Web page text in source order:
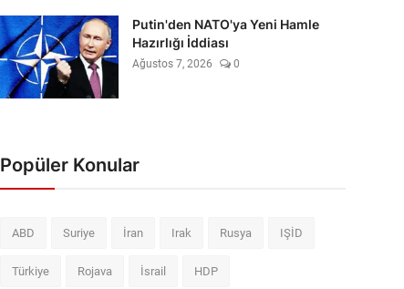
Putin'den NATO'ya Yeni Hamle
Hazırlığı İddiası
Ağustos 7, 2026 0
Popüler Konular
ABD Suriye İran Irak Rusya IŞİD
Türkiye Rojava İsrail HDP